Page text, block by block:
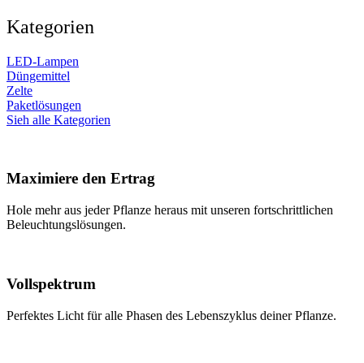
Kategorien
LED-Lampen
Düngemittel
Zelte
Paketlösungen
Sieh alle Kategorien
Maximiere den Ertrag
Hole mehr aus jeder Pflanze heraus mit unseren fortschrittlichen
Beleuchtungslösungen.
Vollspektrum
Perfektes Licht für alle Phasen des Lebenszyklus deiner Pflanze.